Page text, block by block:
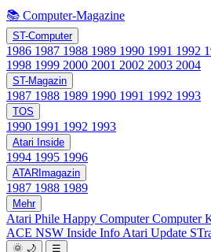
📚 Computer-Magazine
ST-Computer
1986 1987 1988 1989 1990 1991 1992
1998 1999 2000 2001 2002 2003 2004
ST-Magazin
1987 1988 1989 1990 1991 1992 1993
TOS
1990 1991 1992 1993
Atari Inside
1994 1995 1996
ATARImagazin
1987 1988 1989
Mehr
Atari Phile Happy ComputerComputer
ACE NSW Inside Info Atari Update
🌞 🌙
☰